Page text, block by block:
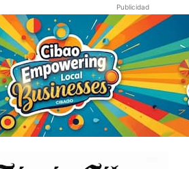
Publicidad